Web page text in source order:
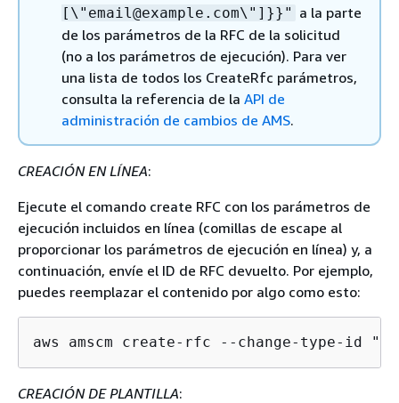
[\"email@example.com\"]}}" a la parte
de los parámetros de la RFC de la solicitud
(no a los parámetros de ejecución). Para ver
una lista de todos los CreateRfc parámetros,
consulta la referencia de la API de
administración de cambios de AMS.
CREACIÓN EN LÍNEA:
Ejecute el comando create RFC con los parámetros de
ejecución incluidos en línea (comillas de escape al
proporcionar los parámetros de ejecución en línea) y, a
continuación, envíe el ID de RFC devuelto. Por ejemplo,
puedes reemplazar el contenido por algo como esto:
aws amscm create-rfc --change-type-id
CREACIÓN DE PLANTILLA: